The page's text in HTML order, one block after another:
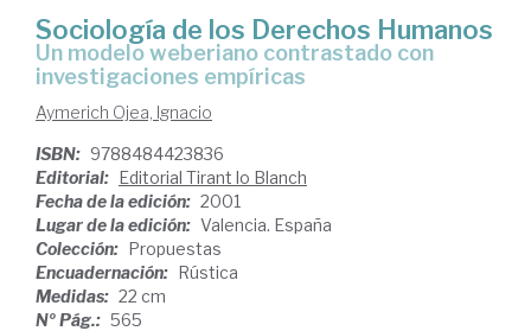
Sociología de los Derechos Humanos
un modelo weberiano contrastado con
investigaciones empíricas
Aymerich Ojea, Ignacio
ISBN: 9788484423836
Editorial: Editorial Tirant lo Blanch
Fecha de la edición: 2001
Lugar de la edición: Valencia. España
Colección: Propuestas
Encuadernación: Rústica
Medidas: 22 cm
Nº Pág.: 565